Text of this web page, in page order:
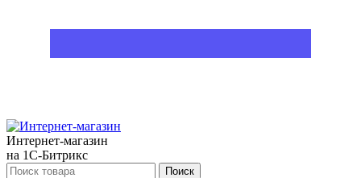
Интернет-магазин
на 1С-Битрикс
Поиск